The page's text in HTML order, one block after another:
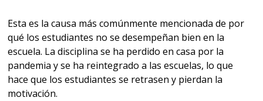
Esta es la causa más comúnmente mencionada de por
qué los estudiantes no se desempeñan bien en la
escuela. La disciplina se ha perdido en casa por la
pandemia y se ha reintegrado a las escuelas, lo que
hace que los estudiantes se retrasen y pierdan la
motivación.